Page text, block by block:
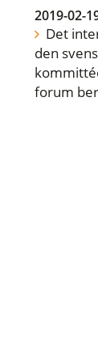
2019-02-
Det
den
forum